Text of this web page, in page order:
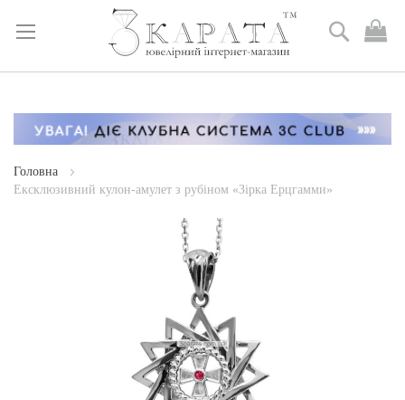
Skip
Content
Пошук
Головна
Ексклюзивний кулон-амулет з рубіном «Зірка Ерцгамми»